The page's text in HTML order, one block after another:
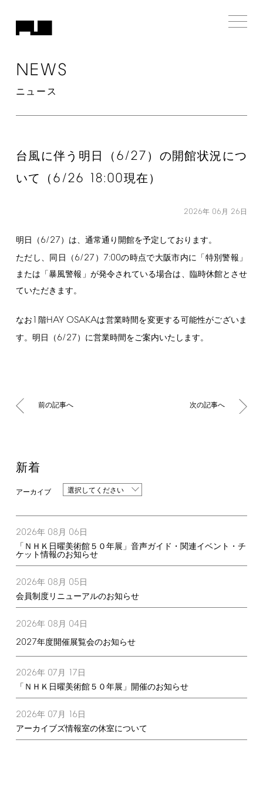
NEWS
ニュース
台風に伴う明日（ 6/27 ）の開館状況につ
いて（ 6/26 18:00現在）
2026年 06 月 26 日
明日（6/27）は、通常通り開館を予定しております。
ただし、同日（6/27 ） 7:00の時点で大阪市内に「特別警報」
または「暴風警報」が発令されている場合は、臨時休館とさせ
ていただきます。
なお1 階HAY OSAKAは営業時間を変更する可能性がございま
す。明日（6/27）に営業時間をご案内いたします。
前の記事へ 次の記事へ
新着
選択してください
2026年 08月 06 日
「ＮＨＫ日曜美術館５０年展」音声ガイド・関連イベント・チ
ケット情報のお知らせ
2026年 08月 05 日
会員制度リニューアルのお知らせ
2026年 08月 04日
2027年度開催展覧会のお知らせ
2026年 07月 17 日
「ＮＨＫ日曜美術館５０年展」開催のお知らせ
2026年 07月 16 日
アーカイブズ情報室の休室について